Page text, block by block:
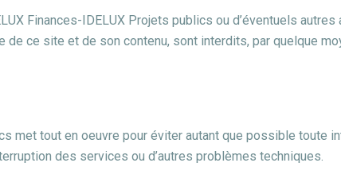
Finances-IDELUX Projets publics ou d’éventuels
ce site et de son contenu, sont interdits, par quelque
met tout en oeuvre pour éviter autant que possible toute
des services ou d’autres problèmes techniques.